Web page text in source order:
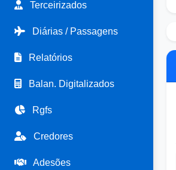
Terceirizados
Diárias / Passagens
Relatórios
Balan. Digitalizados
Rgfs
Credores
Adesões